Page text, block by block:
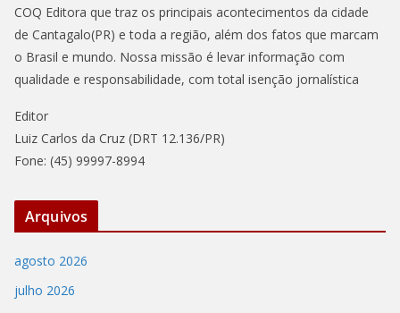
COQ Editora que traz os principais acontecimentos da cidade
de Cantagalo(PR) e toda a região, além dos fatos que marcam
o Brasil e mundo. Nossa missão é levar informação com
qualidade e responsabilidade, com total isenção jornalística
Editor
Luiz Carlos da Cruz (DRT 12.136/PR)
Fone: (45) 99997-8994
Arquivos
agosto 2026
julho 2026